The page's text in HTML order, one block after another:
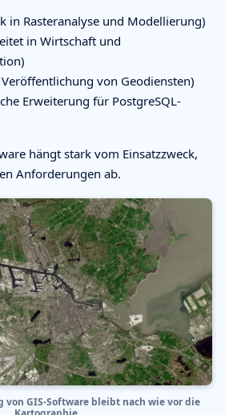
in Rasteranalyse und Modellierung)
in Wirtschaft und
von Geodiensten)
Erweiterung für PostgreSQL-
hängt stark vom Einsatzzweck,
Anforderungen ab.
von GIS-Software bleibt nach wie vor die